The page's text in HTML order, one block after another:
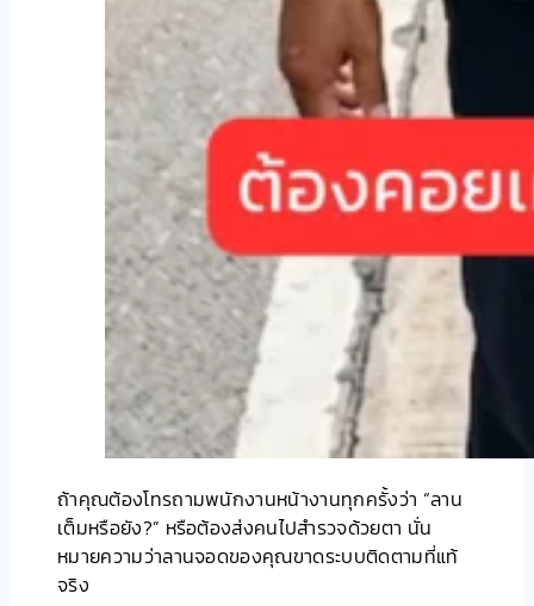
ถ้าคุณต้องโทรถามพนักงานหน้างานทุกครั้งว่า “ลาน
เต็มหรือยัง?” หรือต้องส่งคนไปสำรวจด้วยตา นั่น
หมายความว่าลานจอดของคุณขาดระบบติดตามที่แท้
จริง